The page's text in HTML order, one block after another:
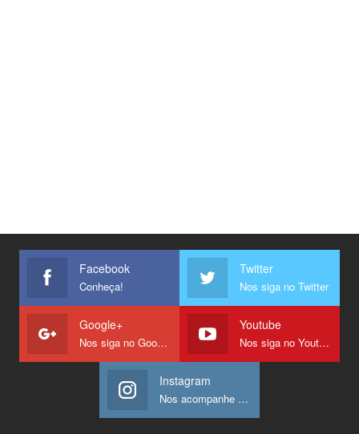
Facebook
Conheça!
Twitter
Nos siga no Twitter
Google+
Nos siga no Google +
Youtube
Nos siga no Youtube
Instagram
Nos acompanhe no Instagram